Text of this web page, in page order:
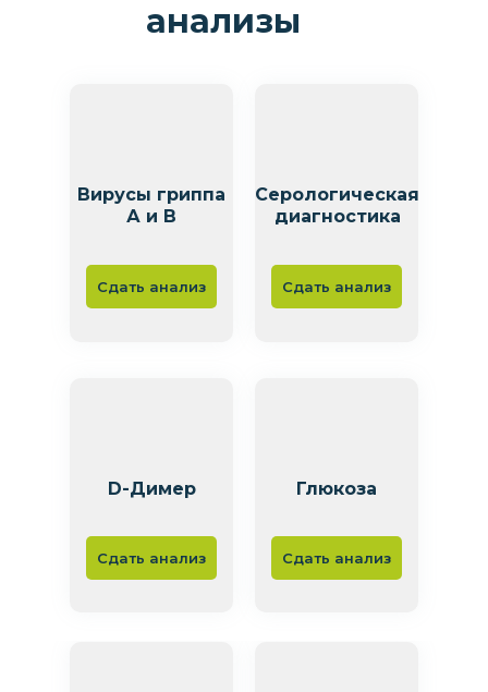
анализы
Вирусы гриппа
А и В
Сдать анализ
D-Димер
Сдать анализ
Серологическая
диагностика
Сдать анализ
Глюкоза
Сдать анализ